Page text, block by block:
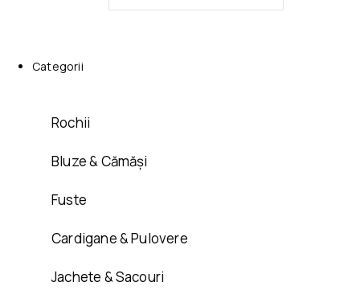
Categorii
Rochii
Bluze & Cămăși
Fuste
Cardigane & Pulovere
Jachete & Sacouri